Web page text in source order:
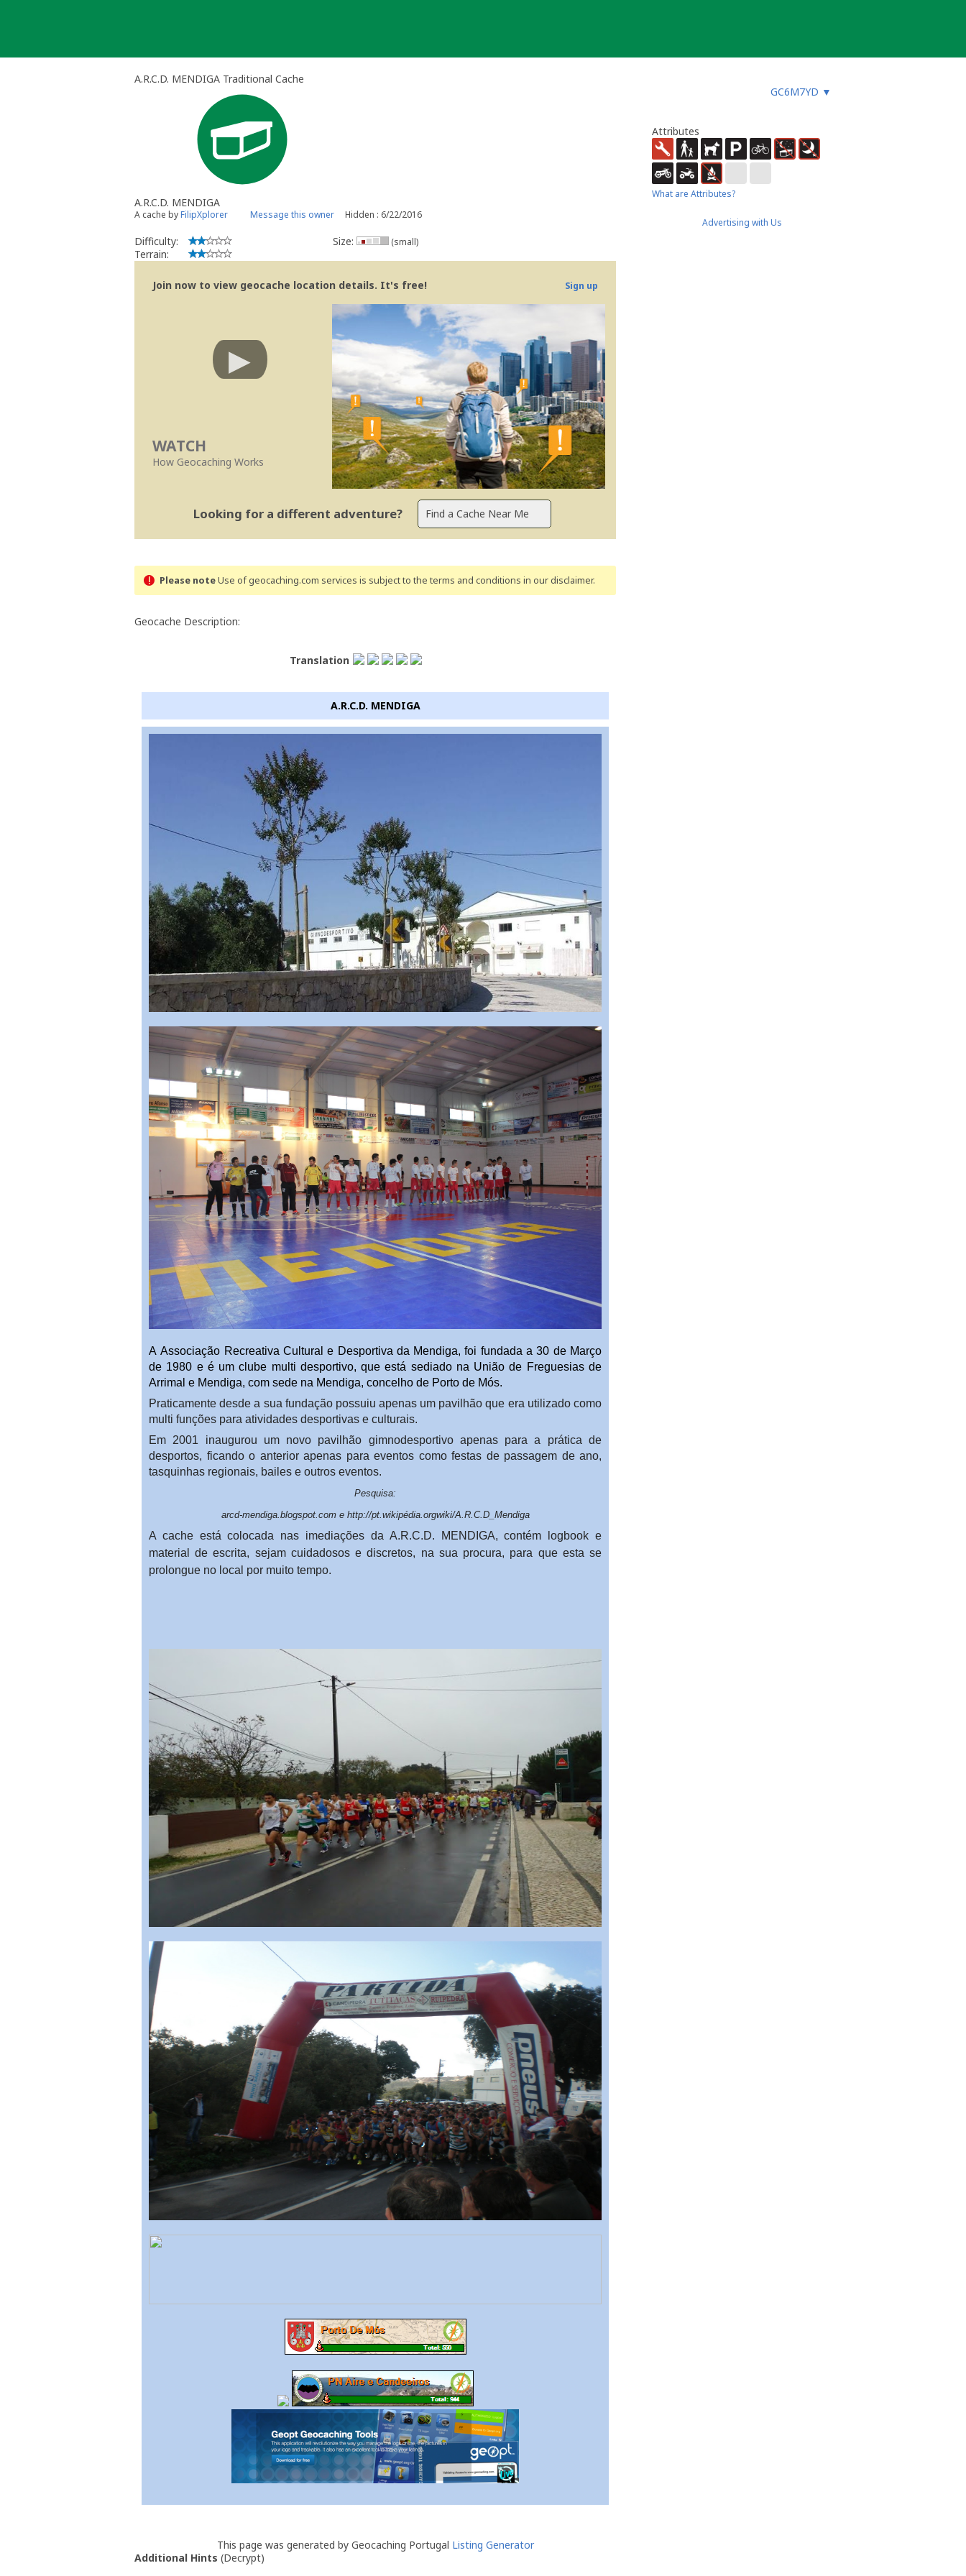
A.R.C.D. MENDIGA Traditional Cache
GC6M7YD ▼
A.R.C.D. MENDIGA
A cache byFilipXplorer Message this owner Hidden : 6/22/2016
Difficulty:
Terrain:
Size: (small)
Join now to view geocache location details. It's free! Sign up
WATCH
How Geocaching Works
Looking for a different adventure?
Please noteUse of geocaching.com services is subject to the terms and conditions in our disclaimer.
Geocache Description:
Translation
A.R.C.D. MENDIGA
A Associação Recreativa Cultural e Desportiva da Mendiga, foi fundada a 30 de Março
de 1980 e é um clube multi desportivo, que está sediado na União de Freguesias de
Arrimal e Mendiga, com sede na Mendiga, concelho de Porto de Mós.
Praticamente desde a sua fundação possuiu apenas um pavilhão que era utilizado como
multi funções para atividades desportivas e culturais.
Em 2001 inaugurou um novo pavilhão gimnodesportivo apenas para a prática de
desportos, ficando o anterior apenas para eventos como festas de passagem de ano,
tasquinhas regionais, bailes e outros eventos.
Pesquisa:
arcd-mendiga.blogspot.com e http://pt.wikipédia.orgwiki/A.R.C.D_Mendiga
A cache está colocada nas imediações da A.R.C.D. MENDIGA, contém logbook e
material de escrita, sejam cuidadosos e discretos, na sua procura, para que esta se
prolongue no local por muito tempo.
This page was generated by Geocaching Portugal Listing Generator
Additional Hints (Decrypt)
Attributes
What are Attributes?
Advertising with Us